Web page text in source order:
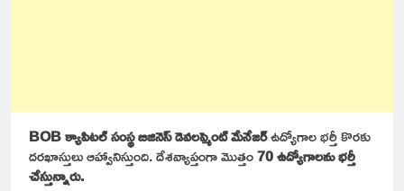
BOB క్యాపిటల్ సంస్థ బిజినెస్ డెవలప్మెంట్ మేనేజర్ఉద్యోగాల భర్తీ కొరకు
దరఖాస్తులు ఆహ్వానిస్తుంది. దేశవ్యాప్తంగా మొత్తం70 ఉద్యోగాలను భర్తీ
చేస్తున్నారు.